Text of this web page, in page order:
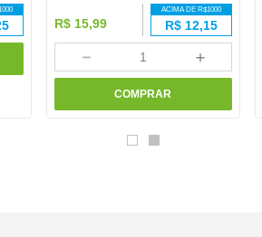
R$ 15,99
ACIMA DE R$1000
R$ 12,15
＋
－
COMPRAR